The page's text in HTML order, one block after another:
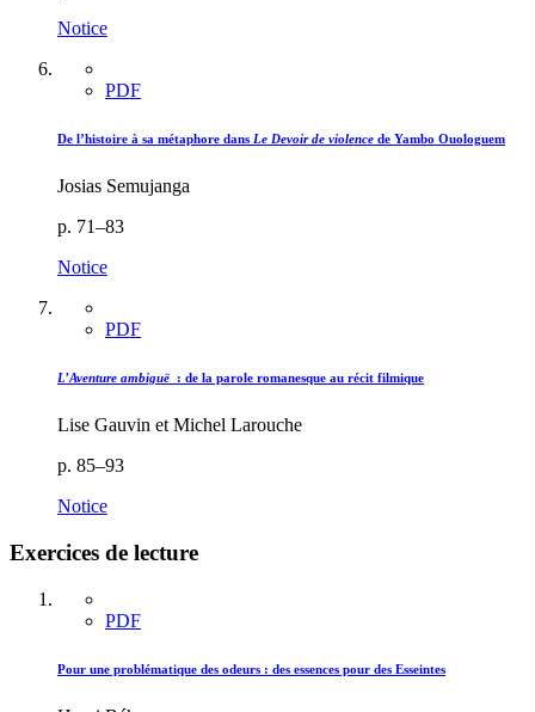
Notice
PDF
De l’histoire à sa métaphore dans Le Devoir de violence de Yambo Ouologuem
Josias Semujanga
p. 71–83
Notice
PDF
L’Aventure ambiguë : de la parole romanesque au récit filmique
Lise Gauvin et Michel Larouche
p. 85–93
Notice
Exercices de lecture
PDF
Pour une problématique des odeurs : des essences pour des Esseintes